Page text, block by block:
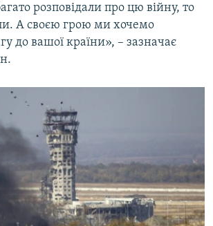
розповідали про цю війну, то
А своєю грою ми хочемо
до вашої країни», – зазначає